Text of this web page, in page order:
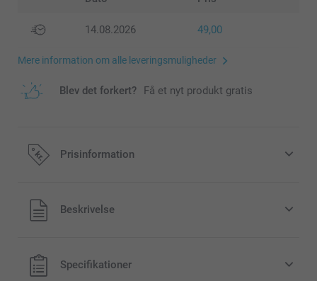
14.08.2026 49,00
Mere information om alle leveringsmuligheder
Blev det forkert? Få et nyt produkt gratis
Prisinformation
Alle priser inklusive moms og uden
forsendelsesomkostninger
Beskrivelse
Specifikationer